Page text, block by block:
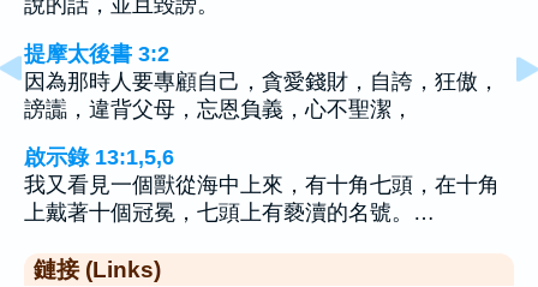
說的話，並且毀謗。
提摩太後書 3:2
因為那時人要專顧自己，貪愛錢財，自誇，狂傲，
謗讟，違背父母，忘恩負義，心不聖潔，
啟示錄 13:1,5,6
我又看見一個獸從海中上來，有十角七頭，在十角
上戴著十個冠冕，七頭上有褻瀆的名號。…
鏈接 (Links)